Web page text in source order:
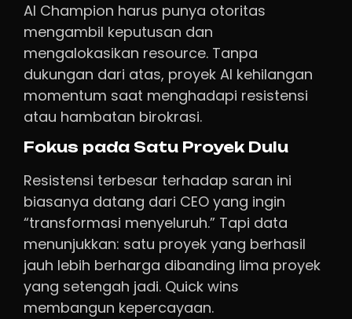
AI Champion harus punya otoritas
mengambil keputusan dan
mengalokasikan resource. Tanpa
dukungan dari atas, proyek AI kehilangan
momentum saat menghadapi resistensi
atau hambatan birokrasi.
Fokus pada Satu Proyek Dulu
Resistensi terbesar terhadap saran ini
biasanya datang dari CEO yang ingin
“transformasi menyeluruh.” Tapi data
menunjukkan: satu proyek yang berhasil
jauh lebih berharga dibanding lima proyek
yang setengah jadi. Quick wins
membangun kepercayaan.